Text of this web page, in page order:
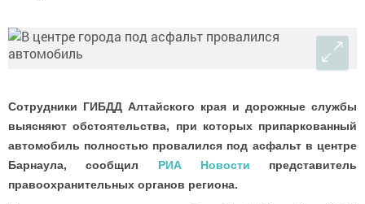
Сотрудники ГИБДД Алтайского края и дорожные службы
выясняют обстоятельства, при которых припаркованный
автомобиль полностью провалился под асфальт в центре
Барнаула, сообщил РИА Новости представитель
правоохранительных органов региона.